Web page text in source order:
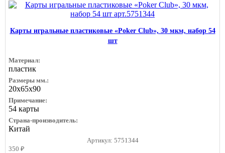
Карты игральные пластиковые «Poker Club», 30 мкм, набор 54
шт
Материал:
пластик
Размеры мм.:
20х65х90
Примечание:
54 карты
Страна-производитель:
Китай
Артикул: 5751344
350 ₽